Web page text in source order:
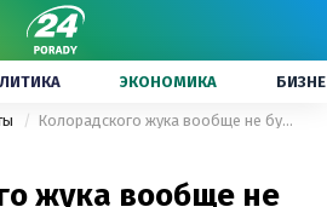
ЭКОНОМИКА
Колорадского жука вообще не будет на огороде: посадите эти растения
жука вообще не